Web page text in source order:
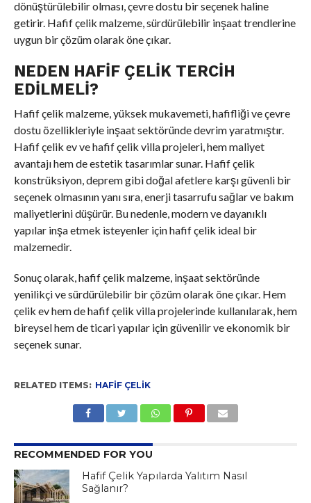
dönüştürülebilir olması, çevre dostu bir seçenek haline
getirir. Hafif çelik malzeme, sürdürülebilir inşaat trendlerine
uygun bir çözüm olarak öne çıkar.
NEDEN HAFIF ÇELIK TERCIH
EDILMELI?
Hafif çelik malzeme, yüksek mukavemeti, hafifliği ve çevre
dostu özellikleriyle inşaat sektöründe devrim yaratmıştır.
Hafif çelik ev ve hafif çelik villa projeleri, hem maliyet
avantajı hem de estetik tasarımlar sunar. Hafif çelik
konstrüksiyon, deprem gibi doğal afetlere karşı güvenli bir
seçenek olmasının yanı sıra, enerji tasarrufu sağlar ve bakım
maliyetlerini düşürür. Bu nedenle, modern ve dayanıklı
yapılar inşa etmek isteyenler için hafif çelik ideal bir
malzemedir.
Sonuç olarak, hafif çelik malzeme, inşaat sektöründe
yenilikçi ve sürdürülebilir bir çözüm olarak öne çıkar. Hem
çelik ev hem de hafif çelik villa projelerinde kullanılarak, hem
bireysel hem de ticari yapılar için güvenilir ve ekonomik bir
seçenek sunar.
RELATED ITEMS: HAFIF ÇELIK
RECOMMENDED FOR YOU
Hafif Çelik Yapılarda Yalıtım Nasıl
Sağlanır?